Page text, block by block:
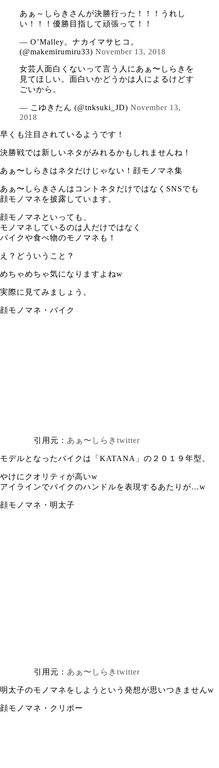
あぁ～しらきさんが決勝行った！！！うれし
い！！！優勝目指して頑張って！！
— O’Malley。ナカイマサヒコ。
(@makemirumiru33) November 13, 2018
女芸人面白くないって言う人にあぁ〜しらきを
見てほしい。面白いかどうかは人によるけどす
ごいから。
— こゆきたん (@tnksuki_JD) November 13,
2018
早くも注目されているようです！
決勝戦では新しいネタがみれるかもしれませんね！
あぁ〜しらきはネタだけじゃない！顔モノマネ集
あぁ〜しらきさんはコントネタだけではなくSNSでも
顔モノマネを披露しています。
顔モノマネといっても、
モノマネしているのは人だけではなく
バイクや食べ物のモノマネも！
え？どういうこと？
めちゃめちゃ気になりますよねw
実際に見てみましょう。
顔モノマネ・バイク
引用元： あぁ〜しらきtwitter
モデルとなったバイクは「KATANA」の２０１９年型。
やけにクオリティが高いw
アイラインでバイクのハンドルを表現するあたりが…w
顔モノマネ・明太子
引用元： あぁ〜しらきtwitter
明太子のモノマネをしようという発想が思いつきませんw
顔モノマネ・クリボー